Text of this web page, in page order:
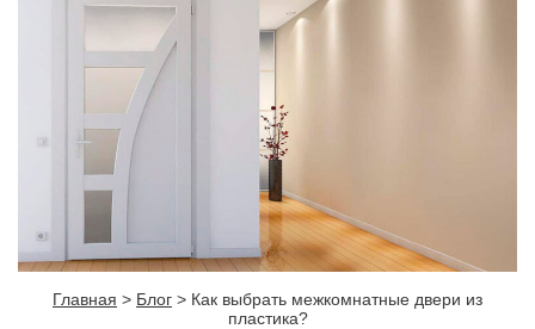
Главная > Блог > Как выбрать межкомнатные двери из
пластика?